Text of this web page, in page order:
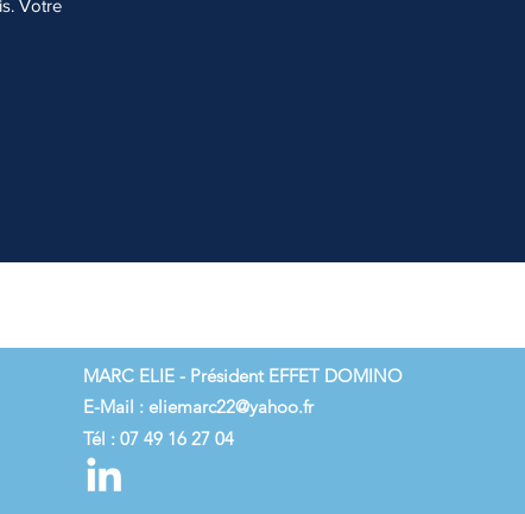
Votre
MARC ELIE - Président EFFET DOMINO
E-Mail : eliemarc22@yahoo.fr
Tél : 07 49 16 27 04